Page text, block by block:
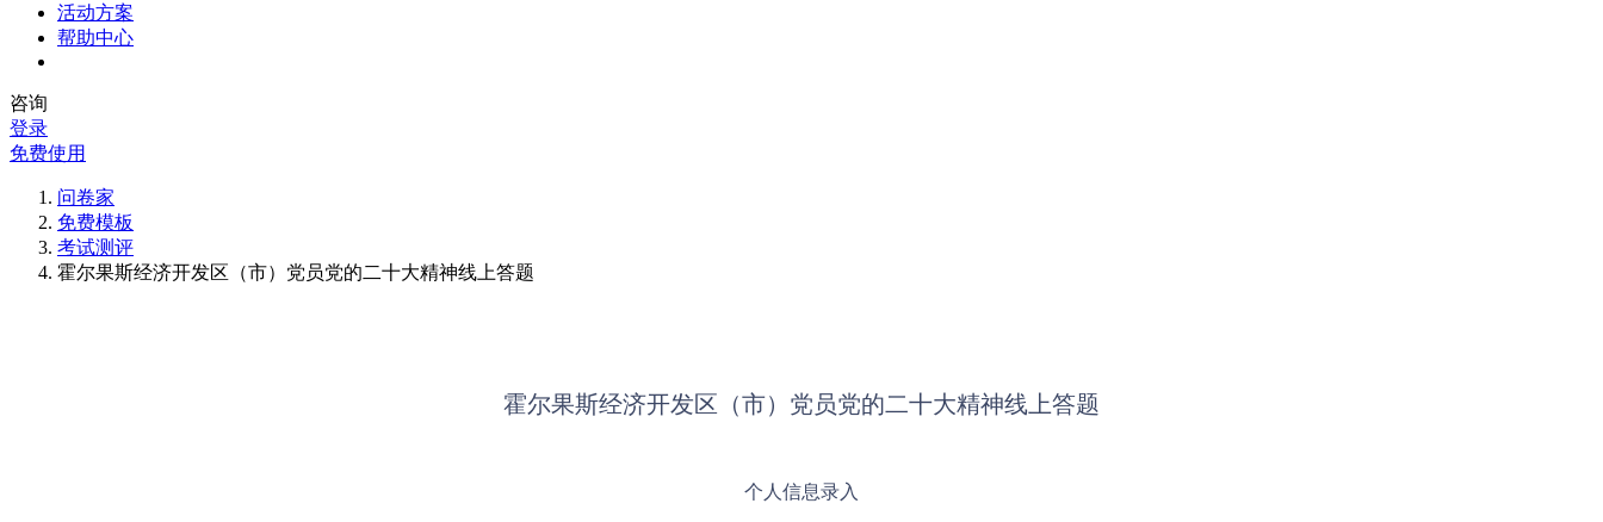
活动方案
帮助中心
咨询
登录
免费使用
问卷家
免费模板
考试测评
霍尔果斯经济开发区（市）党员党的二十大精神线上答题